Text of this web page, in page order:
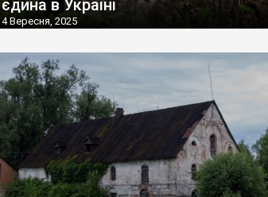
єдина в Україні
4 Вересня, 2025